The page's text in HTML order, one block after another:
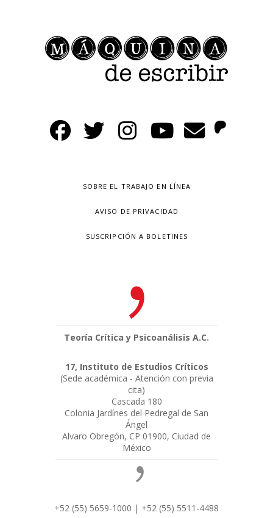
SOBRE EL TRABAJO EN LÍNEA
AVISO DE PRIVACIDAD
SUSCRIPCIÓN A BOLETINES
Teoría Crítica y Psicoanálisis A.C.
17, Instituto de Estudios Críticos
(Sede académica - Atención con previa
cita)
Cascada 180
Colonia Jardínes del Pedregal de San
Ángel
Alvaro Obregón, CP 01900, Ciudad de
México
+52 (55) 5659-1000 | +52 (55) 5511-4488